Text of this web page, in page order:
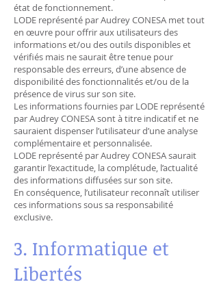
état de fonctionnement.
LODE représenté par Audrey CONESA met tout
en œuvre pour offrir aux utilisateurs des
informations et/ou des outils disponibles et
vérifiés mais ne saurait être tenue pour
responsable des erreurs, d’une absence de
disponibilité des fonctionnalités et/ou de la
présence de virus sur son site.
Les informations fournies par LODE représenté
par Audrey CONESA sont à titre indicatif et ne
sauraient dispenser l’utilisateur d’une analyse
complémentaire et personnalisée.
LODE représenté par Audrey CONESA saurait
garantir l’exactitude, la complétude, l’actualité
des informations diffusées sur son site.
En conséquence, l’utilisateur reconnaît utiliser
ces informations sous sa responsabilité
exclusive.
3. Informatique et
Libertés